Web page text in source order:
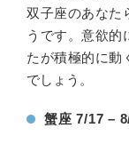
双子座のあなた
うです。意欲的
たが積極的に動
でしょう。
蟹座 7/17 –